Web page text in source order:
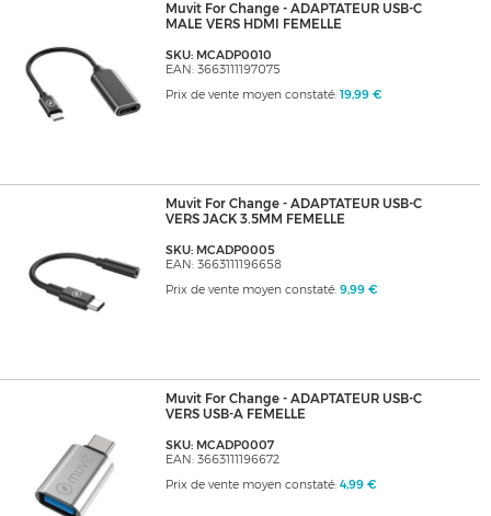
Muvit For Change - ADAPTATEUR USB-C
MALE VERS HDMI FEMELLE
SKU: MCADP0010
EAN: 3663111197075
Prix de vente moyen constaté: 19,99 €
Muvit For Change - ADAPTATEUR USB-C
VERS JACK 3.5MM FEMELLE
SKU: MCADP0005
EAN: 3663111196658
Prix de vente moyen constaté: 9,99 €
Muvit For Change - ADAPTATEUR USB-C
VERS USB-A FEMELLE
SKU: MCADP0007
EAN: 3663111196672
Prix de vente moyen constaté: 4,99 €